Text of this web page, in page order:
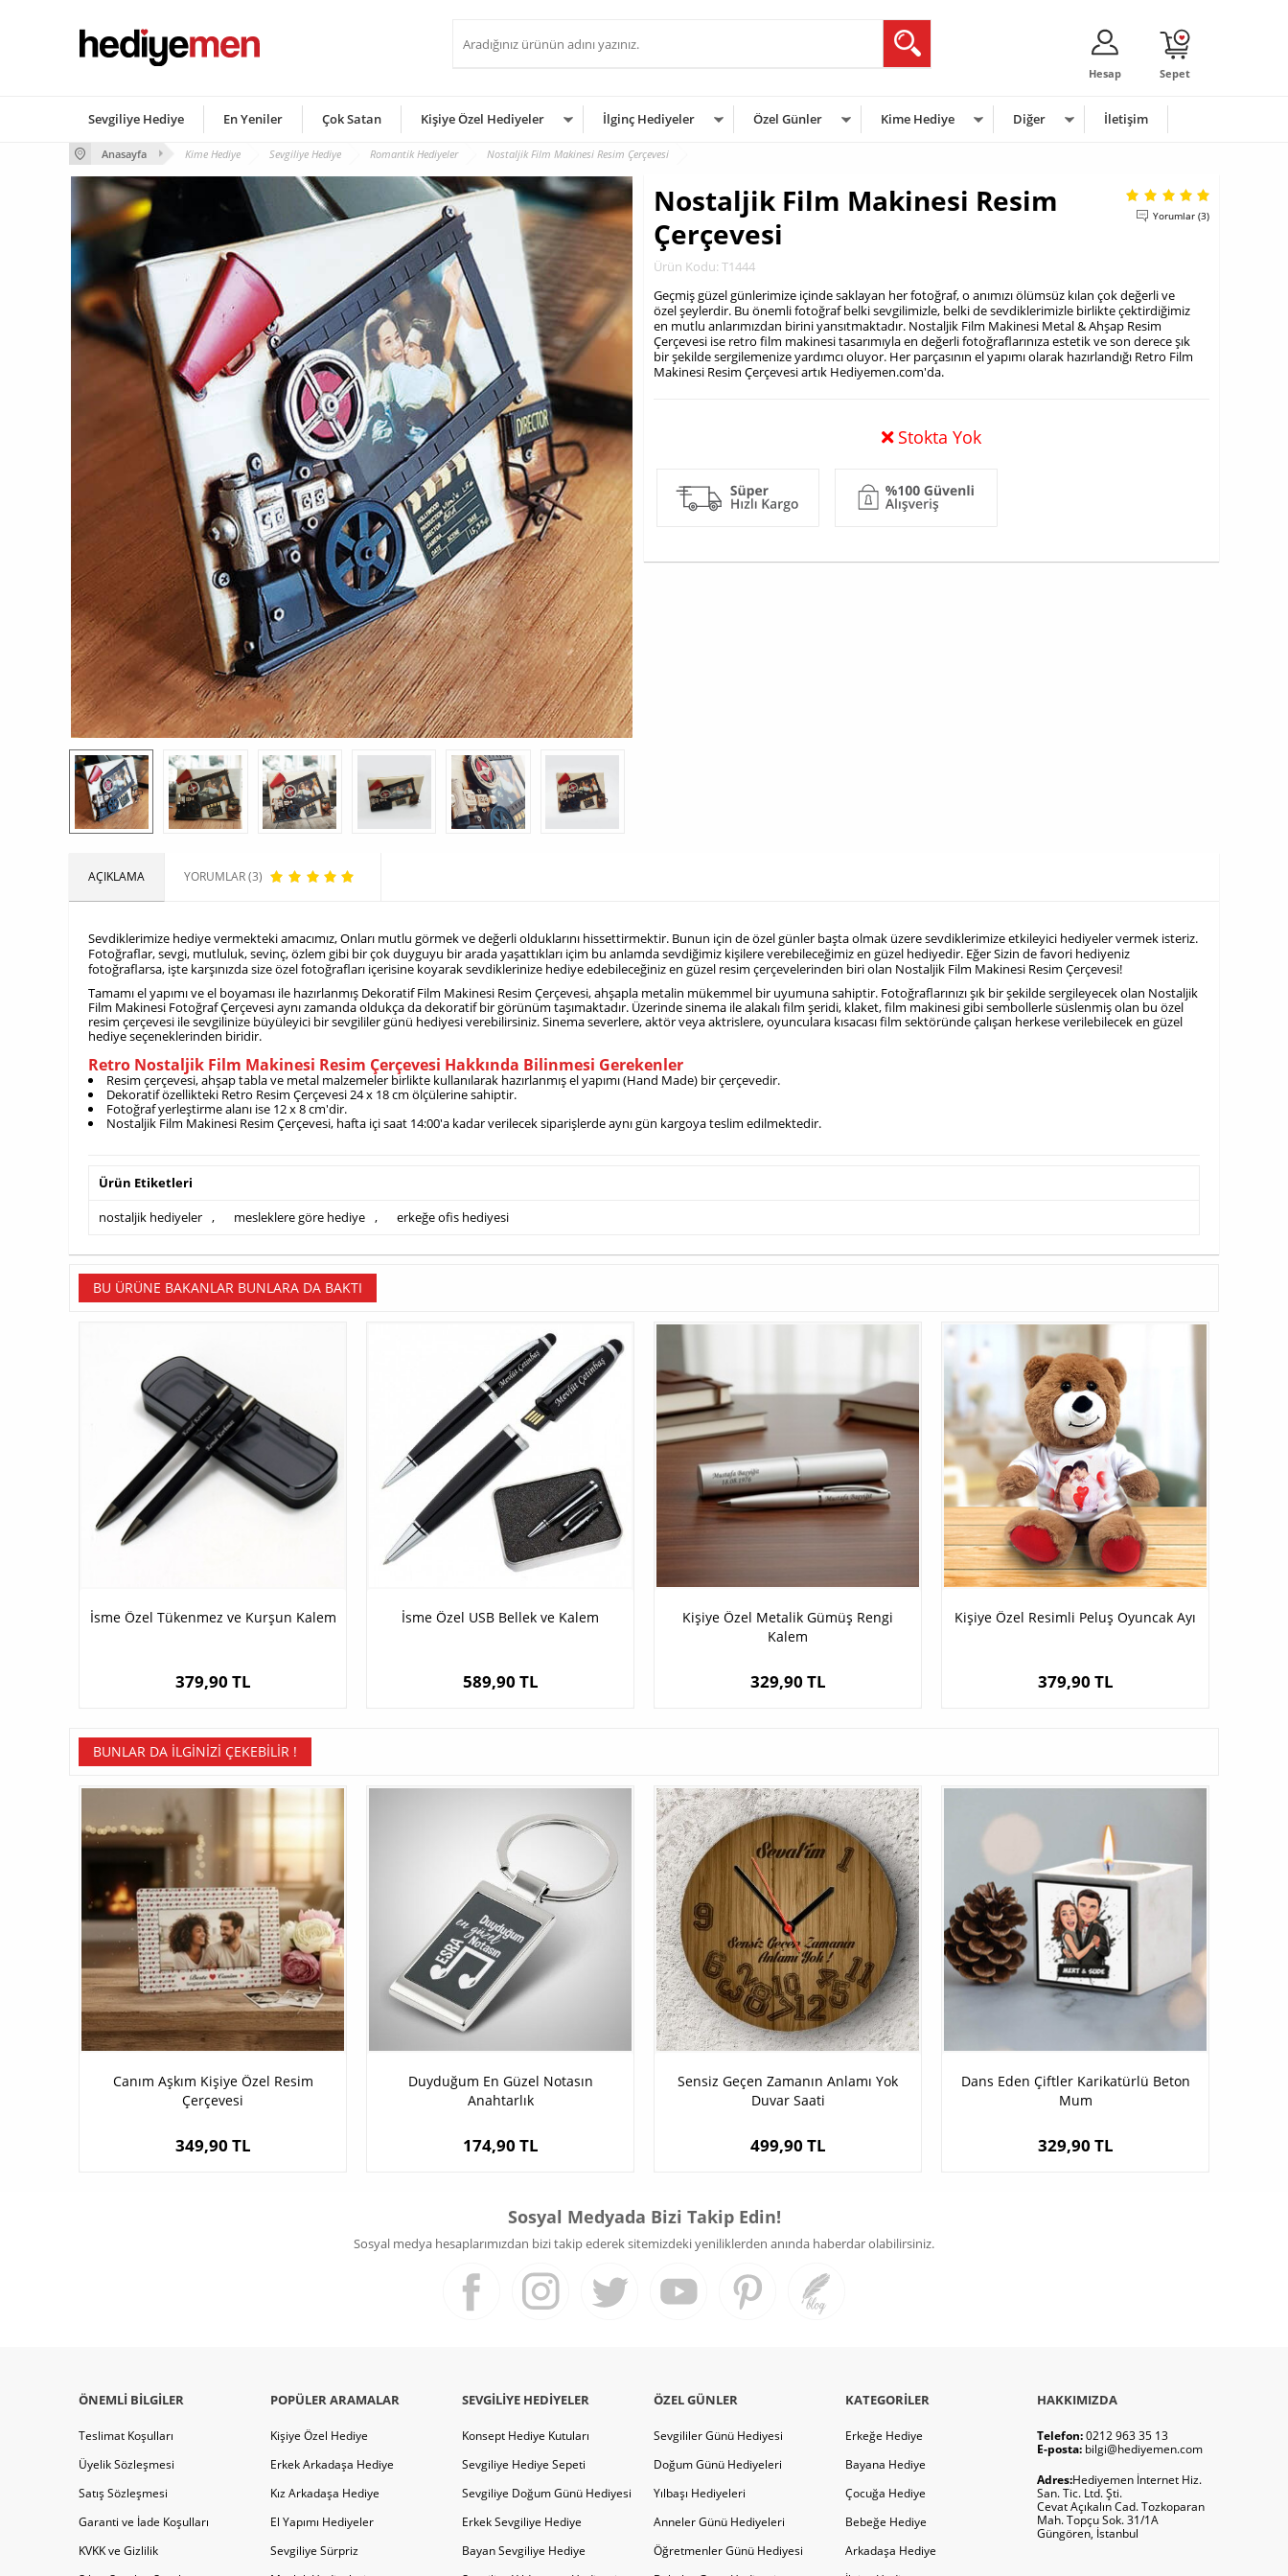
Sepet
Hesap
Sevgiliye Hediye En Yeniler Çok Satan Kişiye Özel Hediyeler İlginç Hediyeler Özel Günler Kime Hediye Diğer İletişim
Anasayfa Kime Hediye Sevgiliye Hediye Romantik Hediyeler Nostaljik Film Makinesi Resim Çerçevesi
Nostaljik Film Makinesi Resim
Çerçevesi
Ürün Kodu: T1444
Yorumlar (3)
Geçmiş güzel günlerimize içinde saklayan her fotoğraf, o anımızı ölümsüz kılan çok değerli ve
özel şeylerdir. Bu önemli fotoğraf belki sevgilimizle, belki de sevdiklerimizle birlikte çektirdiğimiz
en mutlu anlarımızdan birini yansıtmaktadır. Nostaljik Film Makinesi Metal & Ahşap Resim
Çerçevesi ise retro film makinesi tasarımıyla en değerli fotoğraflarınıza estetik ve son derece şık
bir şekilde sergilemenize yardımcı oluyor. Her parçasının el yapımı olarak hazırlandığı Retro Film
Makinesi Resim Çerçevesi artık Hediyemen.com'da.
Stokta Yok
AÇIKLAMA YORUMLAR (3)
Sevdiklerimize hediye vermekteki amacımız, Onları mutlu görmek ve değerli olduklarını hissettirmektir. Bunun için de özel günler başta olmak üzere sevdiklerimize etkileyici hediyeler vermek isteriz.
Fotoğraflar, sevgi, mutluluk, sevinç, özlem gibi bir çok duyguyu bir arada yaşattıkları içim bu anlamda sevdiğimiz kişilere verebileceğimiz en güzel hediyedir. Eğer Sizin de favori hediyeniz
fotoğraflarsa, işte karşınızda size özel fotoğrafları içerisine koyarak sevdiklerinize hediye edebileceğiniz en güzel resim çerçevelerinden biri olan Nostaljik Film Makinesi Resim Çerçevesi!
Tamamı el yapımı ve el boyaması ile hazırlanmış Dekoratif Film Makinesi Resim Çerçevesi, ahşapla metalin mükemmel bir uyumuna sahiptir. Fotoğraflarınızı şık bir şekilde sergileyecek olan Nostaljik
Film Makinesi Fotoğraf Çerçevesi aynı zamanda oldukça da dekoratif bir görünüm taşımaktadır. Üzerinde sinema ile alakalı film şeridi, klaket, film makinesi gibi sembollerle süslenmiş olan bu özel
resim çerçevesi ile sevgilinize büyüleyici bir sevgililer günü hediyesi verebilirsiniz. Sinema severlere, aktör veya aktrislere, oyunculara kısacası film sektöründe çalışan herkese verilebilecek en güzel
hediye seçeneklerinden biridir.
Retro Nostaljik Film Makinesi Resim Çerçevesi Hakkında Bilinmesi Gerekenler
Resim çerçevesi, ahşap tabla ve metal malzemeler birlikte kullanılarak hazırlanmış el yapımı (Hand Made) bir çerçevedir.
Dekoratif özellikteki Retro Resim Çerçevesi 24 x 18 cm ölçülerine sahiptir.
Fotoğraf yerleştirme alanı ise 12 x 8 cm'dir.
Nostaljik Film Makinesi Resim Çerçevesi, hafta içi saat 14:00'a kadar verilecek siparişlerde aynı gün kargoya teslim edilmektedir.
Ürün Etiketleri
nostaljik hediyeler , mesleklere göre hediye , erkeğe ofis hediyesi
BU ÜRÜNE BAKANLAR BUNLARA DA BAKTI
İsme Özel Tükenmez ve Kurşun Kalem
379,90 TL
İsme Özel USB Bellek ve Kalem
589,90 TL
Kişiye Özel Metalik Gümüş Rengi
Kalem
329,90 TL
Kişiye Özel Resimli Peluş Oyuncak Ayı
379,90 TL
BUNLAR DA İLGINIZI ÇEKEBILIR !
Canım Aşkım Kişiye Özel Resim
Çerçevesi
349,90 TL
Duyduğum En Güzel Notasın
Anahtarlık
174,90 TL
Sensiz Geçen Zamanın Anlamı Yok
Duvar Saati
499,90 TL
Dans Eden Çiftler Karikatürlü Beton
Mum
329,90 TL
Sosyal Medyada Bizi Takip Edin!
Sosyal medya hesaplarımızdan bizi takip ederek sitemizdeki yeniliklerden anında haberdar olabilirsiniz.
ÖNEMLI BILGILER
Teslimat Koşulları
Üyelik Sözleşmesi
Satış Sözleşmesi
Garanti ve İade Koşulları
KVKK ve Gizlilik
POPÜLER ARAMALAR
Kişiye Özel Hediye
Erkek Arkadaşa Hediye
Kız Arkadaşa Hediye
El Yapımı Hediyeler
Sevgiliye Sürpriz
SEVGILIYE HEDIYELER
Konsept Hediye Kutuları
Sevgiliye Hediye Sepeti
Sevgiliye Doğum Günü Hediyesi
Erkek Sevgiliye Hediye
Bayan Sevgiliye Hediye
ÖZEL GÜNLER
Sevgililer Günü Hediyesi
Doğum Günü Hediyeleri
Yılbaşı Hediyeleri
Anneler Günü Hediyeleri
Öğretmenler Günü Hediyesi
KATEGORILER
Erkeğe Hediye
Bayana Hediye
Çocuğa Hediye
Bebeğe Hediye
Arkadaşa Hediye
HAKKIMIZDA
Telefon:0212 963 35 13
E-posta: bilgi@hediyemen.com
Adres:Hediyemen İnternet Hiz.
San. Tic. Ltd. Şti.
Cevat Açıkalın Cad. Tozkoparan
Mah. Topçu Sok. 31/1A
Güngören, İstanbul